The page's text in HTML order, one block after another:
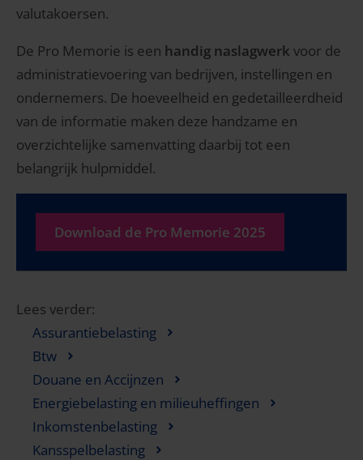
valutakoersen.
De Pro Memorie is een handig naslagwerk voor de
administratievoering van bedrijven, instellingen en
ondernemers. De hoeveelheid en gedetailleerdheid
van de informatie maken deze handzame en
overzichtelijke samenvatting daarbij tot een
belangrijk hulpmiddel.
Download de Pro Memorie 2025
Lees verder:
Assurantiebelasting
Btw
Douane en Accijnzen
Energiebelasting en milieuheffingen
Inkomstenbelasting
Kansspelbelasting